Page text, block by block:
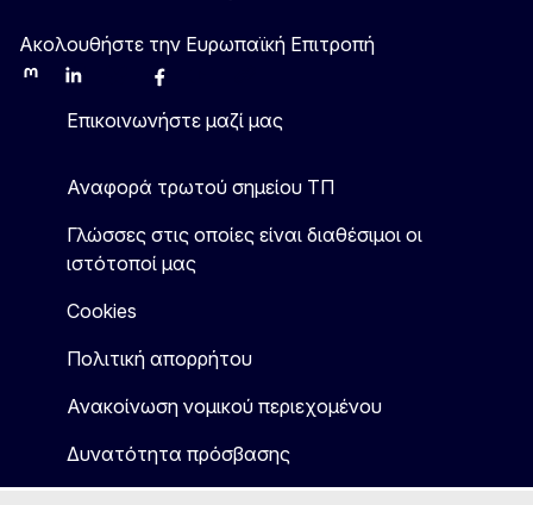
Ακολουθήστε την Ευρωπαϊκή Επιτροπή
MastodonLinkedInBlueskyFacebook
Επικοινωνήστε μαζί μας
Αναφορά τρωτού σημείου ΤΠ
Γλώσσες στις οποίες είναι διαθέσιμοι οι
ιστότοποί μας
Cookies
Πολιτική απορρήτου
Ανακοίνωση νομικού περιεχομένου
Δυνατότητα πρόσβασης